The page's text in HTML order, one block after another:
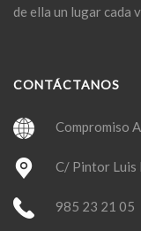
de ella un lugar cada
CONTÁCTANOS
Compromiso
C/ Pintor Luis
985 23 21 05